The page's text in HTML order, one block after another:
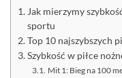
Jak mierzymy
sportu
Top 10 najszybszych
Szybkość w piłce
Mit 1: Bieg na 100